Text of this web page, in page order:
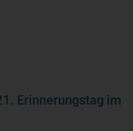
Erinnerungstag im